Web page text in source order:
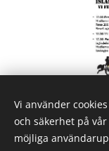
Share
Vi använder
och säkerhet på
möjliga